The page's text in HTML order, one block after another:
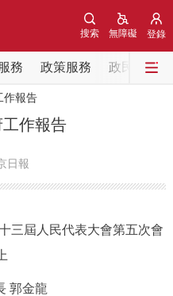
登錄
無障礙
搜索
務 政策服務 政民互動
訊
能
作報告
工作報告
日報
三屆人民代表大會第五次會
郭金龍